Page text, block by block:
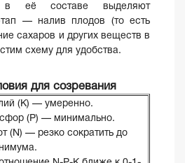
в её составе выделяют
— налив плодов (то есть
сахаров и других веществ в
схему для удобства.
для созревания
(K) — умеренно.
(P) — минимально.
(N) — резко сократить до